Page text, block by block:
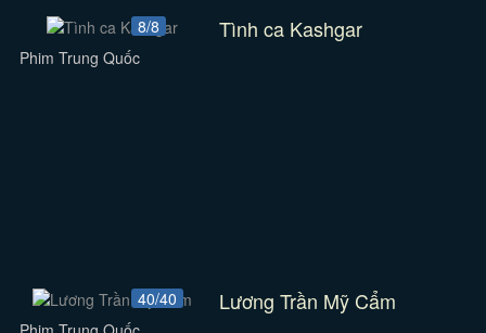
8/8 Tình ca Kashgar
Phim Trung Quốc
40/40 Lương Trần Mỹ Cẩm